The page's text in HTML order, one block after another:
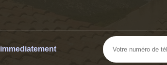
immediatement